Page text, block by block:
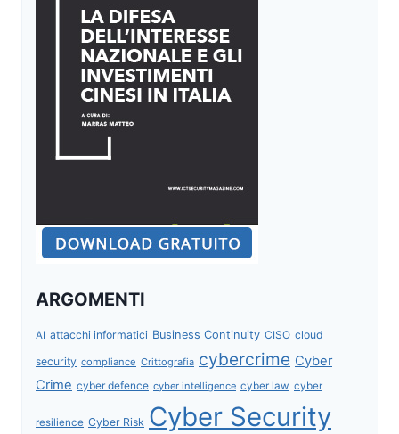
ARGOMENTI
AI attacchi informatici Business Continuity CISO cloud
security compliance Crittografia cybercrime Cyber
Crime cyber defence cyber intelligence cyber law cyber
resilience Cyber Risk Cyber Security